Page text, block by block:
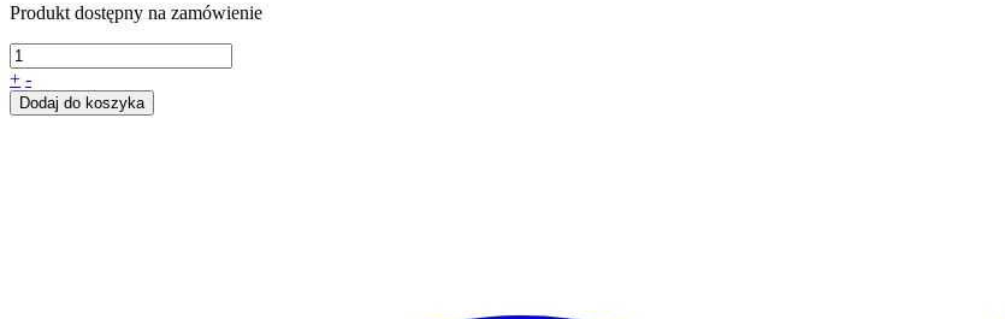
Produkt dostępny na zamówienie
+ -
Dodaj do koszyka